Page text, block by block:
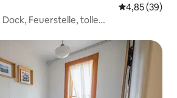
4,85 (39)
Feuerstelle, tolle